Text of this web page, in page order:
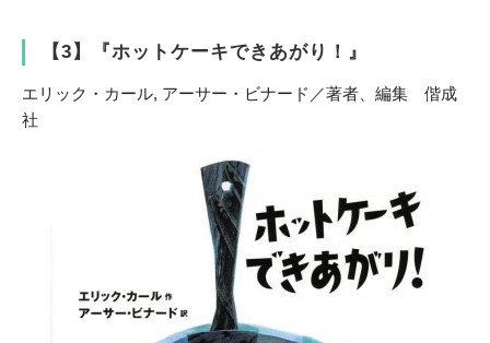
【3】『ホットケーキできあがり！』
エリック・カール, アーサー・ビナード／著者、編集 偕成
社